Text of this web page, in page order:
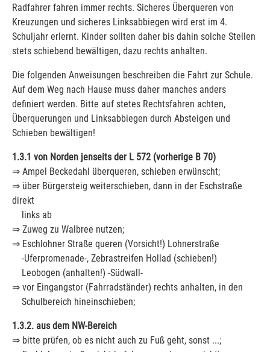
Radfahrer fahren immer rechts. Sicheres Überqueren von
Kreuzungen und sicheres Linksabbiegen wird erst im 4.
Schuljahr erlernt. Kinder sollten daher bis dahin solche Stellen
stets schiebend bewältigen, dazu rechts anhalten.
Die folgenden Anweisungen beschreiben die Fahrt zur Schule.
Auf dem Weg nach Hause muss daher manches anders
definiert werden. Bitte auf stetes Rechtsfahren achten,
Überquerungen und Linksabbiegen durch Absteigen und
Schieben bewältigen!
1.3.1 von Norden jenseits der L 572 (vorherige B 70)
⇒ Ampel Beckedahl überqueren, schieben erwünscht;
⇒ über Bürgersteig weiterschieben, dann in der Eschstraße
direkt
links ab
⇒ Zuweg zu Walbree nutzen;
⇒ Eschlohner Straße queren (Vorsicht!) Lohnerstraße
-Uferpromenade-, Zebrastreifen Hollad (schieben!)
Leobogen (anhalten!) -Südwall-
⇒ vor Eingangstor (Fahrradständer) rechts anhalten, in den
Schulbereich hineinschieben;
1.3.2. aus dem NW-Bereich
⇒ bitte prüfen, ob es nicht auch zu Fuß geht, sonst ...;